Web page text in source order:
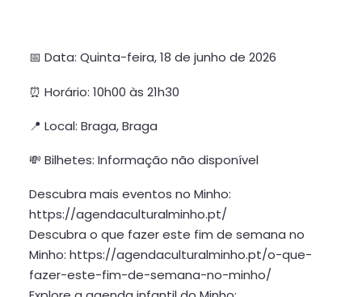
📅 Data: Quinta-feira, 18 de junho de 2026
⏰ Horário: 10h00 às 21h30
📍 Local: Braga, Braga
💸 Bilhetes: Informação não disponível
Descubra mais eventos no Minho:
https://agendaculturalminho.pt/
Descubra o que fazer este fim de semana no
Minho: https://agendaculturalminho.pt/o-que-
fazer-este-fim-de-semana-no-minho/